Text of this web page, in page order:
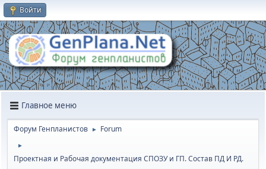
Войти
Главное меню
Форум Генпланистов ► Forum
►
Проектная и Рабочая документация СПОЗУ и ГП. Состав ПД И РД.